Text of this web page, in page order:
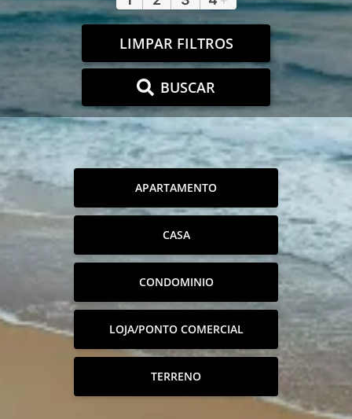
LIMPAR FILTROS
BUSCAR
APARTAMENTO
CASA
CONDOMINIO
LOJA/PONTO COMERCIAL
TERRENO